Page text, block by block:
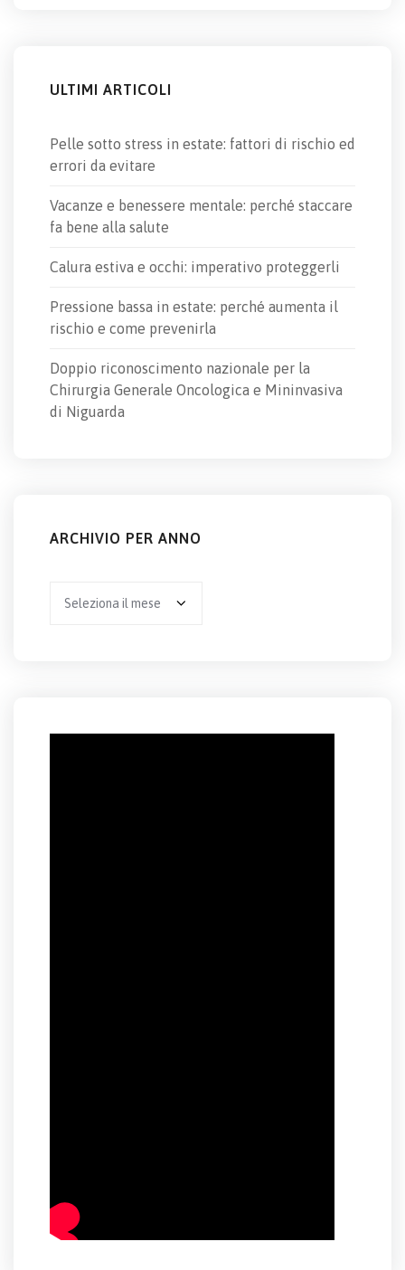
ULTIMI ARTICOLI
Pelle sotto stress in estate: fattori di rischio ed
errori da evitare
Vacanze e benessere mentale: perché staccare
fa bene alla salute
Calura estiva e occhi: imperativo proteggerli
Pressione bassa in estate: perché aumenta il
rischio e come prevenirla
Doppio riconoscimento nazionale per la
Chirurgia Generale Oncologica e Mininvasiva
di Niguarda
ARCHIVIO PER ANNO
per